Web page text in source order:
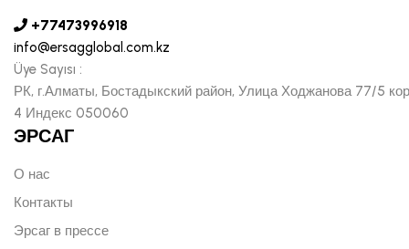
+77473996918
info@ersagglobal.com.kz
Üye Sayısı :
РК, г.Алматы, Бостадыкский район, Улица Ходжанова 77/5
4 Индекс 050060
ЭРСАГ
О нас
Контакты
Эрсаг в прессе